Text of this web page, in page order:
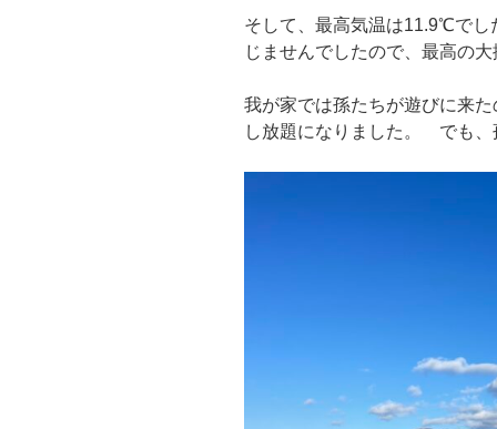
そして、最高気温は11.9℃で
じませんでしたので、最高の
我が家では孫たちが遊びに来
し放題になりました。 でも、